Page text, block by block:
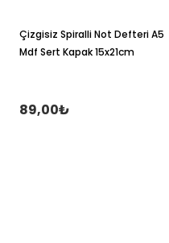
Çizgisiz Spiralli Not Defteri A5
Mdf Sert Kapak 15x21cm
89,00₺